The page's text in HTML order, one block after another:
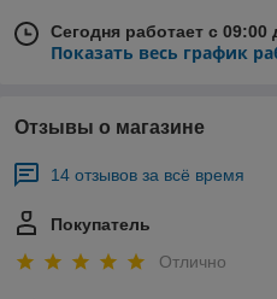
Сегодня работает с 09:00
Показать весь график
Отзывы о магазине
14 отзывов за всё время
Покупатель
Отлично